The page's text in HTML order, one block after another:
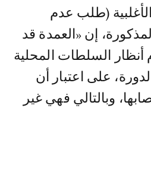
(طلب عدم
إن «العمدة قد
أنظار السلطات المحلية
على اعتبار أن
وبالتالي فهي غير